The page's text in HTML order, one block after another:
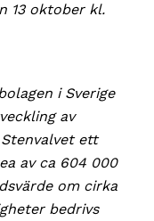
13 oktober kl.
i Sverige
av
ett
av ca 604 000
om cirka
bedrivs